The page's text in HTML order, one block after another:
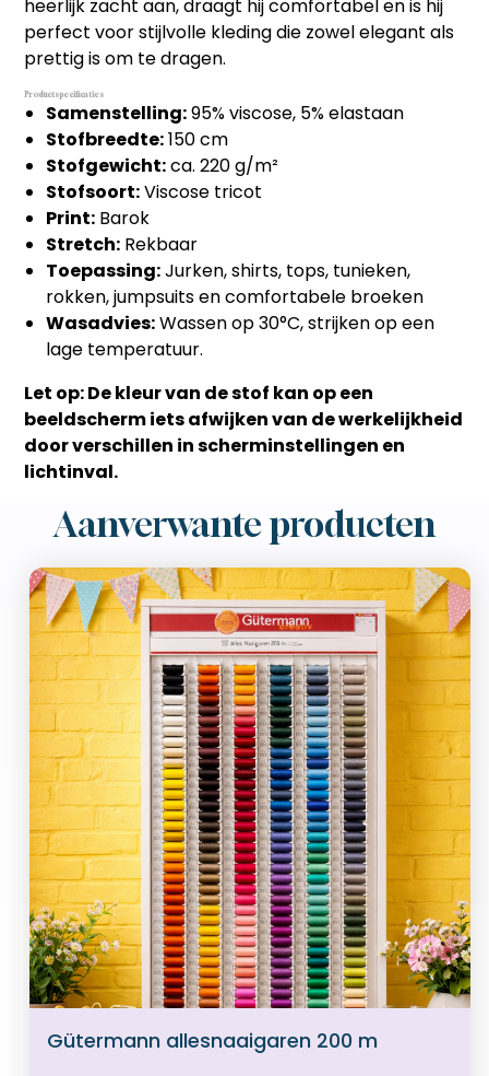
heerlijk zacht aan, draagt hij comfortabel en is hij
perfect voor stijlvolle kleding die zowel elegant als
prettig is om te dragen.
Productspecificaties
Samenstelling:95% viscose, 5% elastaan
Stofbreedte:150 cm
Stofgewicht:ca. 220 g/m²
Stofsoort:Viscose tricot
Print: Barok
Stretch: Rekbaar
Toepassing:Jurken, shirts, tops, tunieken,
rokken, jumpsuits en comfortabele broeken
Wasadvies:Wassen op 30°C, strijken op een
lage temperatuur.
Let op: De kleur van de stof kan op een
beeldscherm iets afwijken van de werkelijkheid
door verschillen in scherminstellingen en
lichtinval.
Aanverwante producten
Gütermann allesnaaigaren 200 m